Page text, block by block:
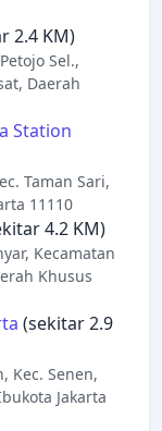
2.4 KM)
Sel.,
Daerah
Station
Taman Sari,
11110
4.2 KM)
Kecamatan
Khusus
(sekitar 2.9
Kec. Senen,
Jakarta